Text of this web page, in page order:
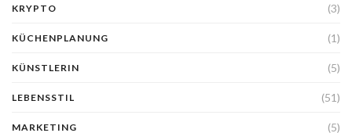
KRYPTO (3)
KÜCHENPLANUNG (1)
KÜNSTLERIN (5)
LEBENSSTIL (51)
MARKETING (5)